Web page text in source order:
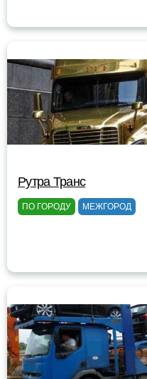
Рутра Транс
ПО ГОРОДУ МЕЖГОРОД